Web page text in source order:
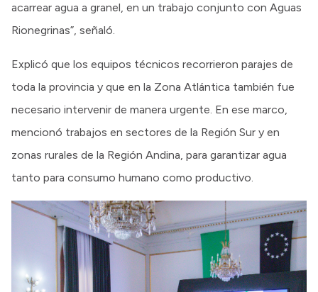
acarrear agua a granel, en un trabajo conjunto con Aguas
Rionegrinas”, señaló.
Explicó que los equipos técnicos recorrieron parajes de
toda la provincia y que en la Zona Atlántica también fue
necesario intervenir de manera urgente. En ese marco,
mencionó trabajos en sectores de la Región Sur y en
zonas rurales de la Región Andina, para garantizar agua
tanto para consumo humano como productivo.